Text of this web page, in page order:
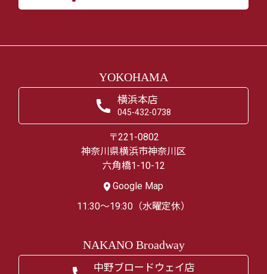
YOKOHAMA
横浜本店
045-432-0738
〒221-0802
神奈川県横浜市神奈川区
六角橋1-10-12
Google Map
11:30～19:30（水曜定休）
NAKANO Broadway
中野ブロードウェイ店